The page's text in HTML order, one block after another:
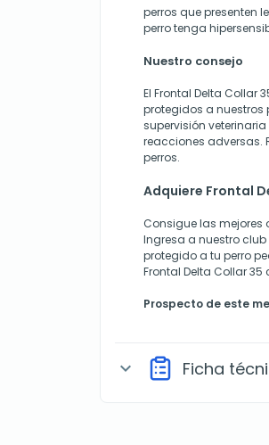
perros que presenten
perro tenga
Nuestro consejo
El Frontal Delta Collar
protegidos a nuestros
supervisión
reacciones adversas.
perros.
Adquiere Frontal
Consigue las mejores
Ingresa a nuestro club
protegido a tu perro
Frontal Delta Collar
Prospecto de este
expand_more Ficha